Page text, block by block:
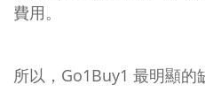
費用。
所以，Go1Buy1 最明顯的